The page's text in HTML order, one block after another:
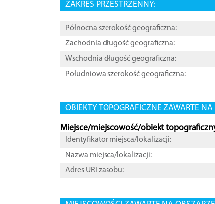
ZAKRES PRZESTRZENNY:
Północna szerokość geograficzna:
Zachodnia długość geograficzna:
Wschodnia długość geograficzna:
Południowa szerokość geograficzna:
OBIEKTY TOPOGRAFICZNE ZAWARTE
Miejsce/miejscowość/obiekt
Identyfikator miejsca/lokalizacji:
Nazwa miejsca/lokalizacji:
Adres URI zasobu: